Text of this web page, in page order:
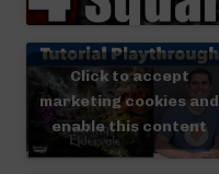
Click to accept
marketing cookies and
enable this content